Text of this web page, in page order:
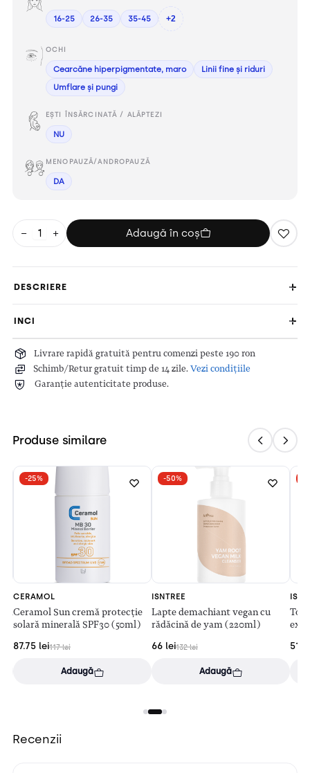
16-25 26-35 35-45 +2
OCHI
Cearcăne hiperpigmentate, maro
Linii fine și riduri
Umflare și pungi
EȘTI ÎNSĂRCINATĂ / ALĂPTEZI
NU
MENOPAUZĂ/ANDROPAUZĂ
DA
− + Adaugă în coș
DESCRIERE
INCI
Livrare rapidă gratuită pentru comenzi peste 190 ron
Schimb/Retur gratuit timp de 14 zile. Vezi condițiile
Garanție autenticitate produse.
Produse similare
-25%
CERAMOL
Ceramol Sun cremă protecție
solară minerală SPF30 (50ml)
117lei
87.75 lei
Adaugă
-50%
ISNTREE
Lapte demachiant vegan cu
rădăcină de yam (220ml)
132lei
66 lei
Adaugă
51
Recenzii